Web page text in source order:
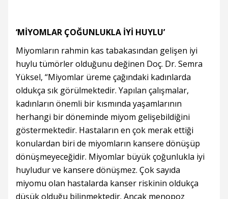
‘MİYOMLAR ÇOĞUNLUKLA İYİ HUYLU’
Miyomların rahmin kas tabakasından gelişen iyi
huylu tümörler olduğunu değinen Doç. Dr. Semra
Yüksel, “Miyomlar üreme çağındaki kadınlarda
oldukça sık görülmektedir. Yapılan çalışmalar,
kadınların önemli bir kısmında yaşamlarının
herhangi bir döneminde miyom gelişebildiğini
göstermektedir. Hastaların en çok merak ettiği
konulardan biri de miyomların kansere dönüşüp
dönüşmeyeceğidir. Miyomlar büyük çoğunlukla iyi
huyludur ve kansere dönüşmez. Çok sayıda
miyomu olan hastalarda kanser riskinin oldukça
düşük olduğu bilinmektedir. Ancak menopoz